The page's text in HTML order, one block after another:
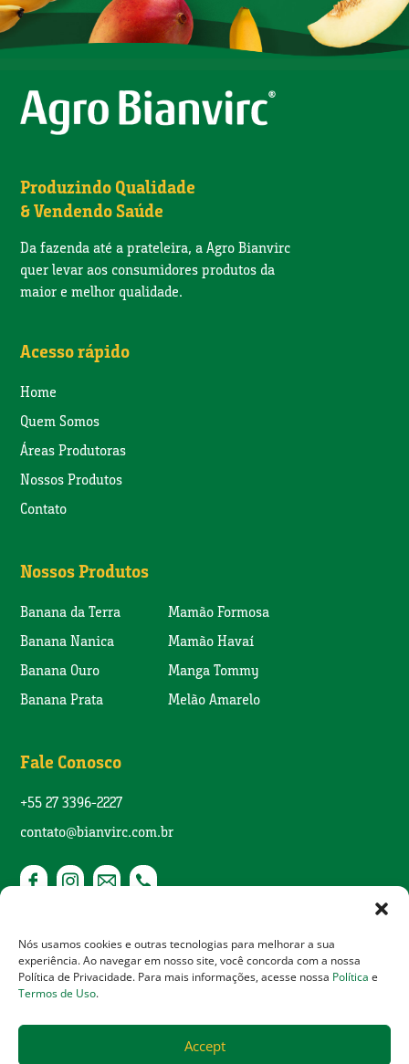
Nós usamos cookies e outras tecnologias para melhorar a sua
experiência. Ao navegar em nosso site, você concorda com a nossa
Política de Privacidade. Para mais informações, acesse nossa Política e
Termos de Uso.
Accept
Produzindo Qualidade
& Vendendo Saúde
Da fazenda até a prateleira, a Agro Bianvirc
quer levar aos consumidores produtos da
maior e melhor qualidade.
Acesso rápido
Home
Quem Somos
Áreas Produtoras
Nossos Produtos
Contato
Nossos Produtos
Banana da Terra
Banana Nanica
Banana Ouro
Banana Prata
Mamão Formosa
Mamão Havaí
Manga Tommy
Melão Amarelo
Fale Conosco
+55 27 3396-2227
contato@bianvirc.com.br
© 2020 Copyright Agro Bianvirc. Todos os direitos
Agência Marino